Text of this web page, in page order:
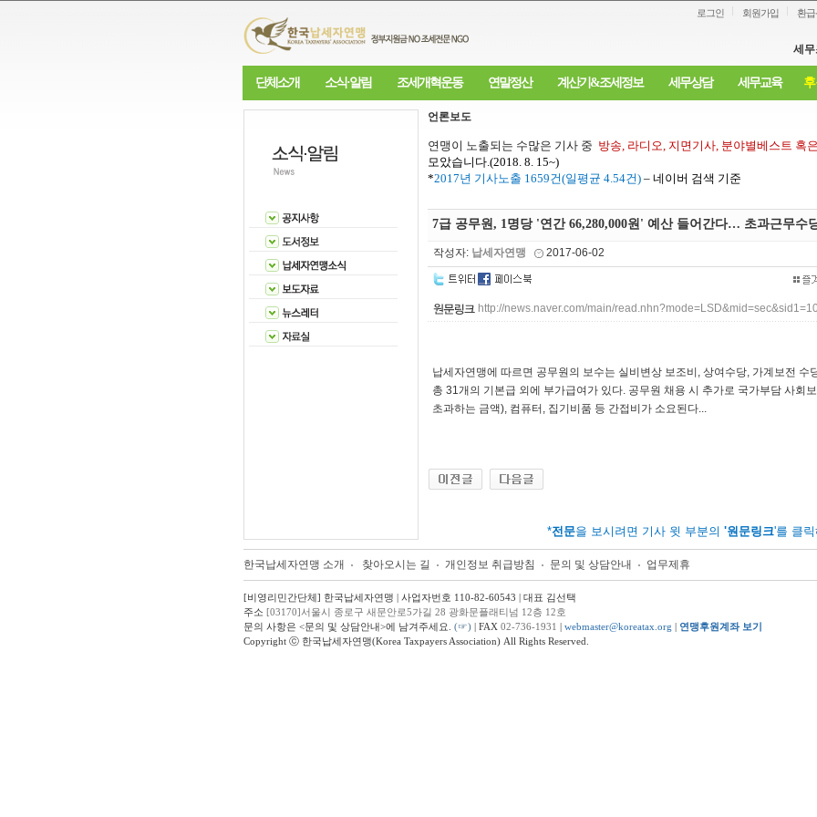
로그인 회원가입 환
세무
단체소개 소식·알림 조세개혁운동 연말정산 계산기&조세정보 세무상담 세무교육
언론보도
연맹이 노출되는 수많은 기사 중 방송, 라디오, 지면기사, 분야별베스트 혹은
모았습니다.(2018. 8. 15~)
*2017년 기사노출 1659건(일평균 4.54건) – 네이버 검색 기준
7급 공무원, 1명당 '연간 66,280,000원' 예산 들어간다… 초과근무수
작성자: 납세자연맹 2017-06-02
http://news.naver.com/main/
납세자연맹에 따르면 공무원의 보수는 실비변상 보조비, 상여수당, 가계보전 수
총 31개의 기본급 외에 부가급여가 있다. 공무원 채용 시 추가로 국가부담 사회
초과하는 금액), 컴퓨터, 집기비품 등 간접비가 소요된다...
*전문을 보시려면 기사 윗 부분의 '원문링크'를 클
한국납세자연맹 소개 찾아오시는 길 개인정보 취급방침 문의 및 상담안내 업무제휴
[비영리민간단체] 한국납세자연맹 | 사업자번호 110-82-60543 | 대표 김선택
주소 [03170]서울시 종로구 새문안로5가길 28 광화문플래티넘 12층 12호
문의 사항은 <문의 및 상담안내>에 남겨주세요. (☞) | FAX 02-736-1931 | webmaster@koreatax.org | 연맹후원계좌 보기
Copyright ⓒ 한국납세자연맹(Korea Taxpayers Association) All Rights Reserved.